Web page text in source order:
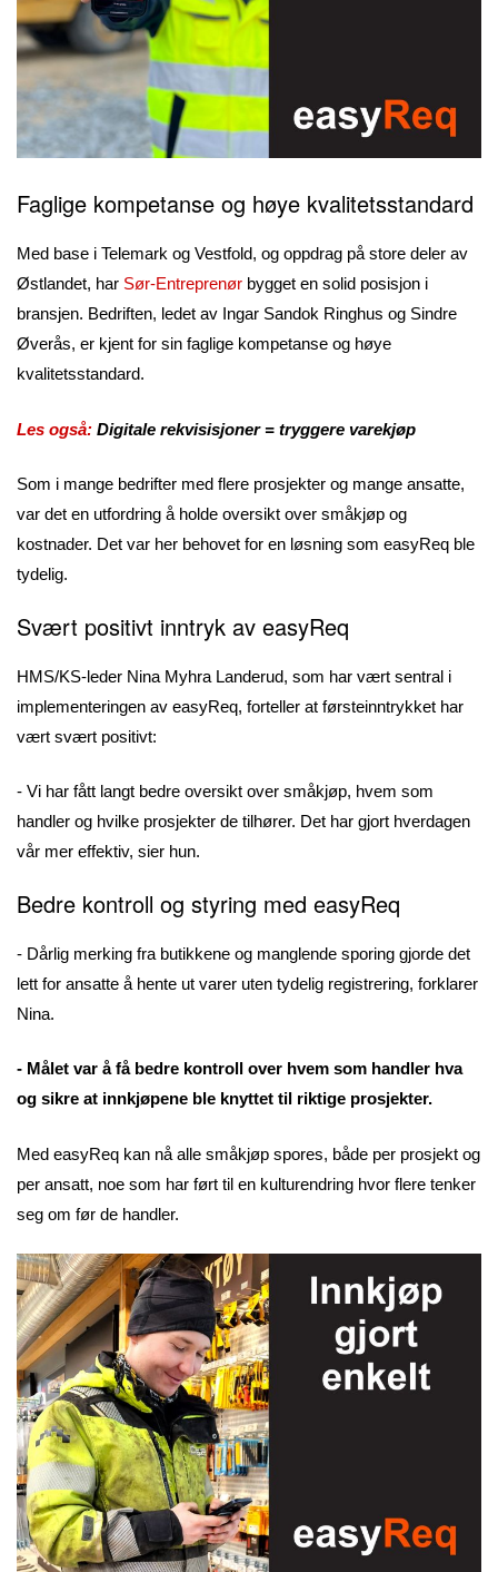
Faglige kompetanse og høye kvalitetsstandard
Med base i Telemark og Vestfold, og oppdrag på store deler av
Østlandet, har Sør-Entreprenør bygget en solid posisjon i
bransjen. Bedriften, ledet av Ingar Sandok Ringhus og Sindre
Øverås, er kjent for sin faglige kompetanse og høye
kvalitetsstandard.
Les også: Digitale rekvisisjoner = tryggere varekjøp
Som i mange bedrifter med flere prosjekter og mange ansatte,
var det en utfordring å holde oversikt over småkjøp og
kostnader. Det var her behovet for en løsning som easyReq ble
tydelig.
Svært positivt inntryk av easyReq
HMS/KS-leder Nina Myhra Landerud, som har vært sentral i
implementeringen av easyReq, forteller at førsteinntrykket har
vært svært positivt:
- Vi har fått langt bedre oversikt over småkjøp, hvem som
handler og hvilke prosjekter de tilhører. Det har gjort hverdagen
vår mer effektiv, sier hun.
Bedre kontroll og styring med easyReq
- Dårlig merking fra butikkene og manglende sporing gjorde det
lett for ansatte å hente ut varer uten tydelig registrering, forklarer
Nina.
- Målet var å få bedre kontroll over hvem som handler hva
og sikre at innkjøpene ble knyttet til riktige prosjekter.
Med easyReq kan nå alle småkjøp spores, både per prosjekt og
per ansatt, noe som har ført til en kulturendring hvor flere tenker
seg om før de handler.